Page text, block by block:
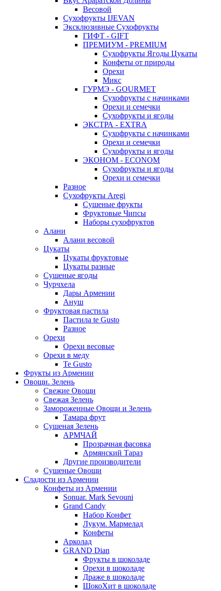
Весовой
Сухофрукты IJEVAN
Эксклюзивные Сухофрукты
ГИФТ - GIFT
ПРЕМИУМ - PREMIUM
Сухофрукты Ягоды Цукаты
Конфеты от природы
Орехи
Микс
ГУРМЭ - GOURMET
Сухофрукты с начинками
Орехи и семечки
Сухофрукты и ягоды
ЭКСТРА - EXTRA
Сухофрукты с начинками
Орехи и семечки
Сухофрукты и ягоды
ЭКОНОМ - ECONOM
Сухофрукты и ягоды
Орехи и семечки
Разное
Сухофрукты Aregi
Сушеные фрукты
Фруктовые Чипсы
Наборы сухофруктов
Алани
Алани весовой
Цукаты
Цукаты фруктовые
Цукаты разные
Сушеные ягоды
Чурчхела
Дары Армении
Ануш
Фруктовая пастила
Пастила te Gusto
Разное
Орехи
Орехи весовые
Орехи в меду
Te Gusto
Фрукты из Армении
Овощи. Зелень
Свежие Овощи
Свежая Зелень
Замороженные Овощи и Зелень
Тамара фрут
Сушеная Зелень
АРМЧАЙ
Прозрачная фасовка
Армянский Тараз
Другие производители
Сушеные Овощи
Сладости из Армении
Конфеты из Армении
Sonuar. Mark Sevouni
Grand Candy
Набор Конфет
Лукум. Мармелад
Конфеты
Арколад
GRAND Dian
Фрукты в шоколаде
Орехи в шоколаде
Драже в шоколаде
ШокоХит в шоколаде